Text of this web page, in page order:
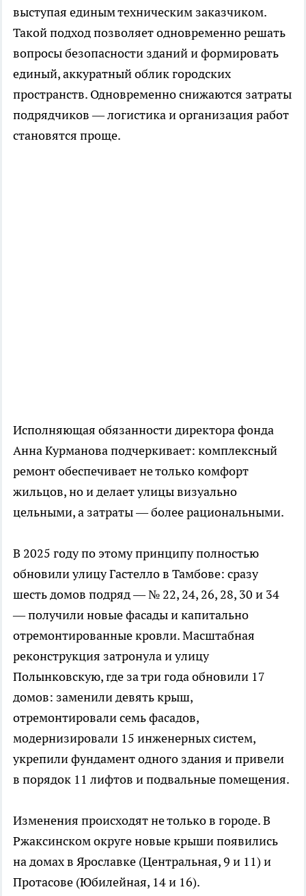
выступая единым техническим заказчиком.
Такой подход позволяет одновременно решать
вопросы безопасности зданий и формировать
единый, аккуратный облик городских
пространств. Одновременно снижаются затраты
подрядчиков — логистика и организация работ
становятся проще.
Исполняющая обязанности директора фонда
Анна Курманова подчеркивает: комплексный
ремонт обеспечивает не только комфорт
жильцов, но и делает улицы визуально
цельными, а затраты — более рациональными.
В 2025 году по этому принципу полностью
обновили улицу Гастелло в Тамбове: сразу
шесть домов подряд — № 22, 24, 26, 28, 30 и 34
— получили новые фасады и капитально
отремонтированные кровли. Масштабная
реконструкция затронула и улицу
Полынковскую, где за три года обновили 17
домов: заменили девять крыш,
отремонтировали семь фасадов,
модернизировали 15 инженерных систем,
укрепили фундамент одного здания и привели
в порядок 11 лифтов и подвальные помещения.
Изменения происходят не только в городе. В
Ржаксинском округе новые крыши появились
на домах в Ярославке (Центральная, 9 и 11) и
Протасове (Юбилейная, 14 и 16).